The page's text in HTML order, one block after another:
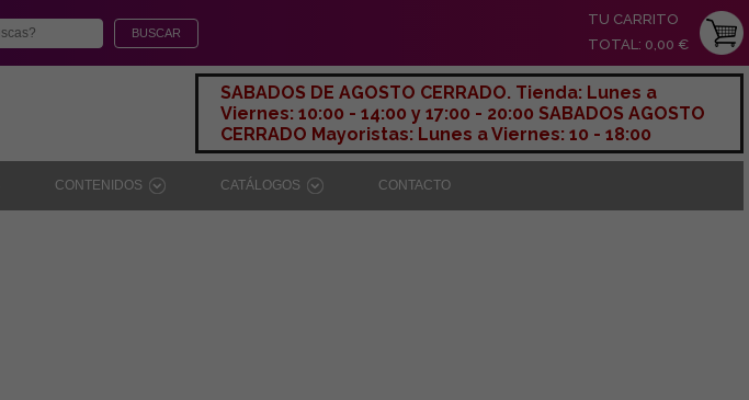
TU CARRITO
TOTAL: 0,00 €
SABADOS DE AGOSTO CERRADO. Tienda: Lunes a
Viernes: 10:00 - 14:00 y 17:00 - 20:00 SABADOS AGOSTO
CERRADO Mayoristas: Lunes a Viernes: 10 - 18:00
CONTENIDOS CATÁLOGOS CONTACTO